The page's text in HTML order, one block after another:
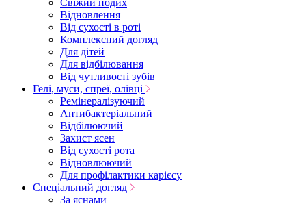
Свіжий подих
Відновлення
Від сухості в роті
Комплексний догляд
Для дітей
Для відбілювання
Від чутливості зубів
Гелі, муси, спреї, олівці
Ремінералізуючий
Антибактеріальний
Відбілюючий
Захист ясен
Від сухості рота
Відновлюючий
Для профілактики карієсу
Спеціальний догляд
За яснами